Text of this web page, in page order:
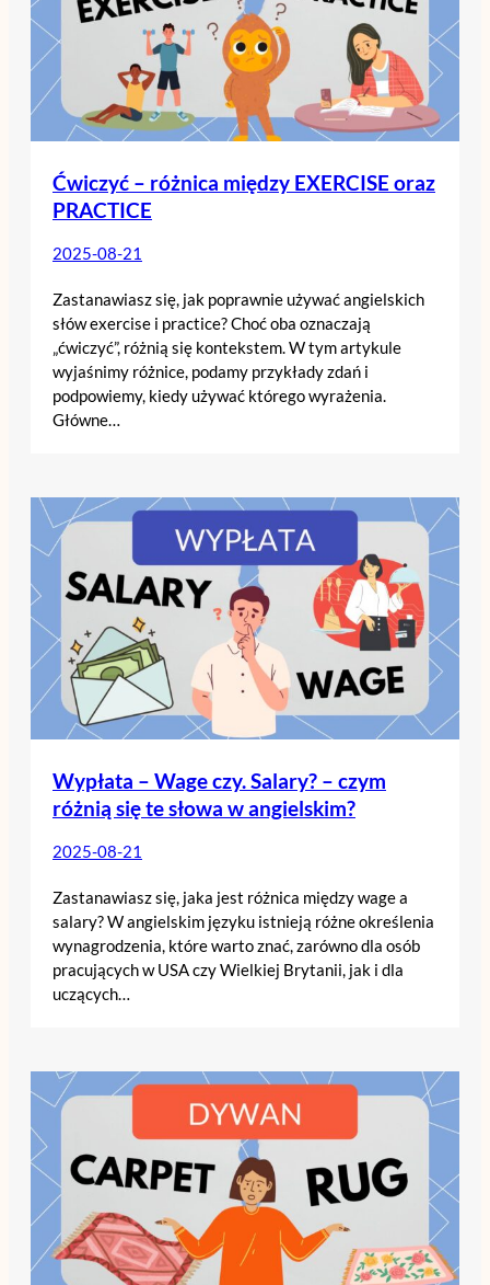
Ćwiczyć – różnica między EXERCISE oraz
PRACTICE
2025-08-21
Zastanawiasz się, jak poprawnie używać angielskich
słów exercise i practice? Choć oba oznaczają
„ćwiczyć”, różnią się kontekstem. W tym artykule
wyjaśnimy różnice, podamy przykłady zdań i
podpowiemy, kiedy używać którego wyrażenia.
Główne…
Wypłata – Wage czy. Salary? – czym
różnią się te słowa w angielskim?
2025-08-21
Zastanawiasz się, jaka jest różnica między wage a
salary? W angielskim języku istnieją różne określenia
wynagrodzenia, które warto znać, zarówno dla osób
pracujących w USA czy Wielkiej Brytanii, jak i dla
uczących…